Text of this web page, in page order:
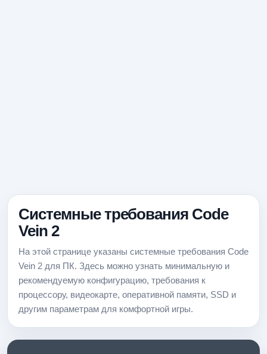
Системные требования Code
Vein 2
На этой странице указаны системные требования Code
Vein 2 для ПК. Здесь можно узнать минимальную и
рекомендуемую конфигурацию, требования к
процессору, видеокарте, оперативной памяти, SSD и
другим параметрам для комфортной игры.